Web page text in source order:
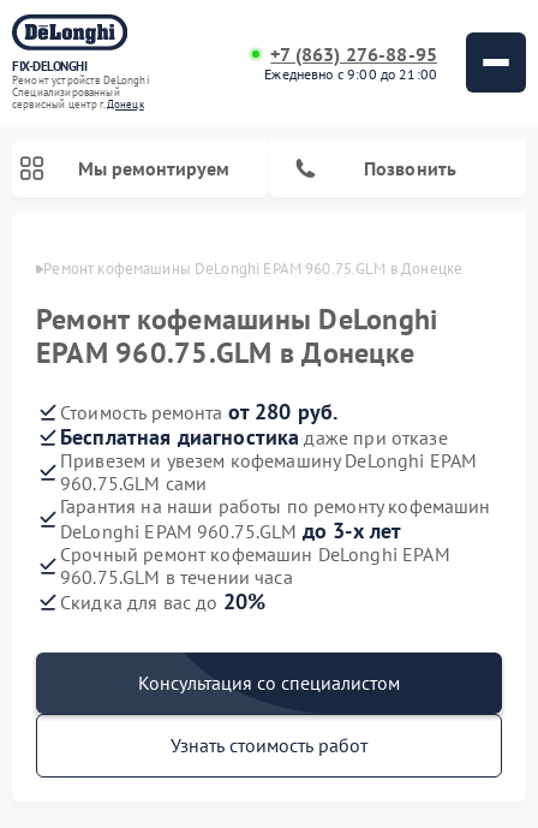
FIX-DELONGHI
Ремонт устройств DeLonghi
Специализированный
cервисный центр г.Донецк
+7 (863) 276-88-95
Ежедневно с 9:00 до 21:00
Мы ремонтируем Позвонить
Ремонт кофемашины DeLonghi EPAM 960.75.GLM в Донецке
Ремонт кофемашины DeLonghi
EPAM 960.75.GLM в Донецке
Стоимость ремонта от 280 руб.
Бесплатная диагностика даже при отказе
Привезем и увезем кофемашину DeLonghi EPAM
960.75.GLM сами
Гарантия на наши работы по ремонту кофемашин
DeLonghi EPAM 960.75.GLM до 3-х лет
Срочный ремонт кофемашин DeLonghi EPAM
960.75.GLM в течении часа
Скидка для вас до 20%
Консультация со специалистом
Узнать стоимость работ